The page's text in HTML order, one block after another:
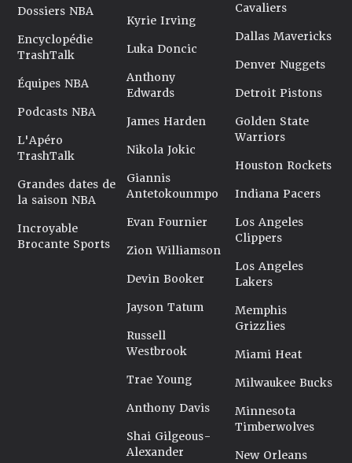
Dossiers NBA
Encyclopédie
TrashTalk
Équipes NBA
Podcasts NBA
L'Apéro
TrashTalk
Grandes dates de
la saison NBA
Incroyable
Brocante Sports
Kyrie Irving
Luka Doncic
Anthony
Edwards
James Harden
Nikola Jokic
Giannis
Antetokounmpo
Evan Fournier
Zion Williamson
Devin Booker
Jayson Tatum
Russell
Westbrook
Trae Young
Anthony Davis
Shai Gilgeous-
Alexander
Cavaliers
Dallas Mavericks
Denver Nuggets
Detroit Pistons
Golden State
Warriors
Houston Rockets
Indiana Pacers
Los Angeles
Clippers
Los Angeles
Lakers
Memphis
Grizzlies
Miami Heat
Milwaukee Bucks
Minnesota
Timberwolves
New Orleans